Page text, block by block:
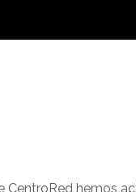
CentroRed hemos